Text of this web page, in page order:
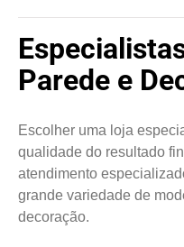
Parede e
Escolher uma loja
qualidade do resultado
atendimento
grande variedade de
decoração.